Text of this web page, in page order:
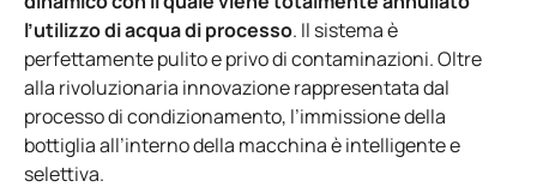
l’utilizzo di acqua di processo. Il sistema è
perfettamente pulito e privo di contaminazioni. Oltre
alla rivoluzionaria innovazione rappresentata dal
processo di condizionamento, l’immissione della
bottiglia all’interno della macchina è intelligente e
selettiva.